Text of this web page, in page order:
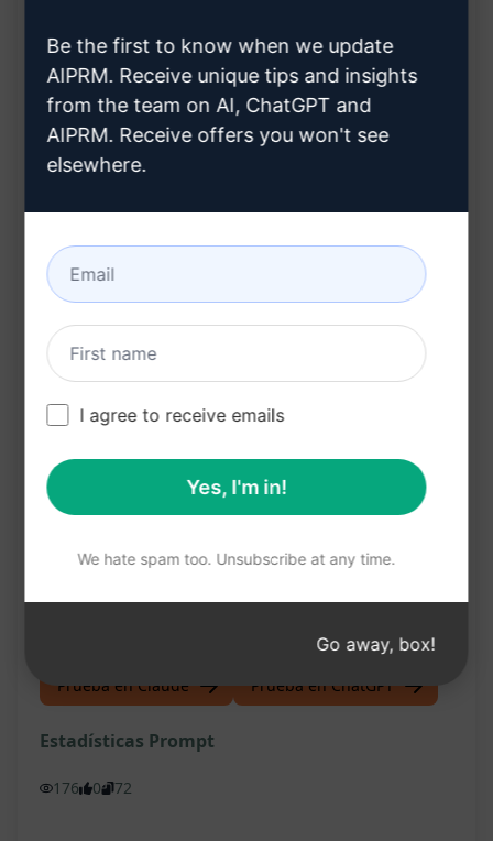
Beneficios:
Aprender sobre el impresionismo de manera
interactiva y educativa.
Explorar ejemplos concretos que ilustran las
características distintivas del impresionismo.
Acceder a información detallada de forma
rápida y sencilla.
Disfrutar de una experiencia de aprendizaje
¡Explora el mundo fascinante del impresionismo
y amplía tus conocimientos artísticos con este
Prueba en Claude Prueba en ChatGPT
Estadísticas Prompt
176 0 72
Be the first to know when we update
AIPRM. Receive unique tips and insights
from the team on AI, ChatGPT and
AIPRM. Receive offers you won't see
elsewhere.
I agree to receive emails
Yes, I'm in!
We hate spam too. Unsubscribe at any time.
Go away, box!